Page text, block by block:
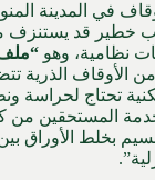
في المدينة
خطير قد يستنزف
نظامية، وهو “ملف
الأوقاف الذرية
تحتاج لحراسة
المستحقين من
بخلط الأوراق بين